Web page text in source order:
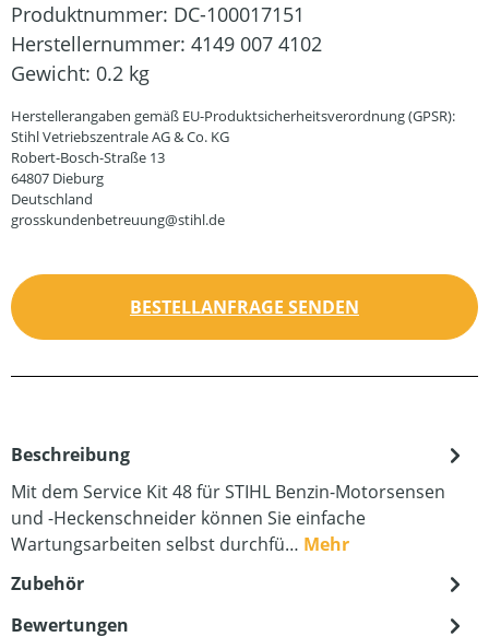
Produktnummer: DC-100017151
Herstellernummer: 4149 007 4102
Gewicht: 0.2 kg
Herstellerangaben gemäß EU-Produktsicherheitsverordnung (GPSR):
Stihl Vetriebszentrale AG & Co. KG
Robert-Bosch-Straße 13
64807 Dieburg
Deutschland
grosskundenbetreuung@stihl.de
BESTELLANFRAGE SENDEN
Beschreibung
Mit dem Service Kit 48 für STIHL Benzin-Motorsensen
und -Heckenschneider können Sie einfache
Wartungsarbeiten selbst durchfü… Mehr
Zubehör
Bewertungen